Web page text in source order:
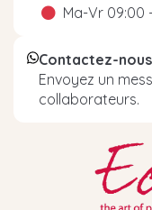
Ma-Vr 09:00
Contactez-
Envoyez un
collaborateurs.